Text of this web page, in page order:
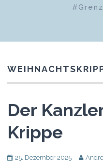
Der
Krippe
25. Dezember 2025